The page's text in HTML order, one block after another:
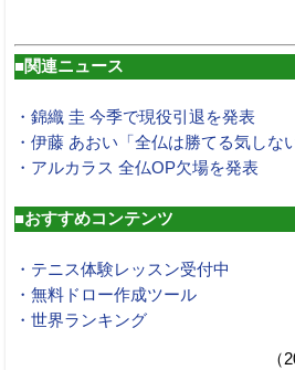
■関連ニュース
・錦織 圭 今季で現役引退を発表
・伊藤 あおい「全仏は勝てる気しな
・アルカラス 全仏OP欠場を発表
■おすすめコンテンツ
・テニス体験レッスン受付中
・無料ドロー作成ツール
・世界ランキング
（